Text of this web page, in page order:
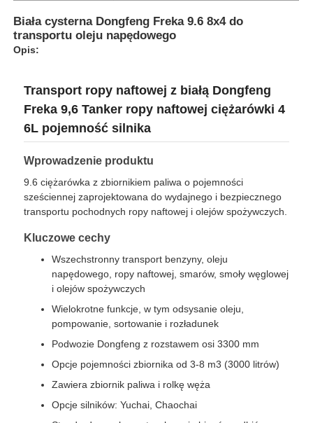
Poprosić o wycenę
Połówna przyczepa z czołgiem
Tankowiec z olejem opałowym
Pojemnik z zbiornikiem ISO
Samochód czyszczący urządzenia sanitarne
Ciężarówka chłodnia
Ciężarówka śmieci
Specjalne części pojazdów
Elektryczny trójkołowiec sanitarny
Biała cysterna Dongfeng Freka 9.6 8x4 do
transportu oleju napędowego
Opis:
Transport ropy naftowej z białą Dongfeng
Freka 9,6 Tanker ropy naftowej ciężarówki 4
6L pojemność silnika
Wprowadzenie produktu
9.6 ciężarówka z zbiornikiem paliwa o pojemności
sześciennej zaprojektowana do wydajnego i bezpiecznego
transportu pochodnych ropy naftowej i olejów spożywczych.
Kluczowe cechy
Wszechstronny transport benzyny, oleju
napędowego, ropy naftowej, smarów, smoły węglowej
i olejów spożywczych
Wielokrotne funkcje, w tym odsysanie oleju,
pompowanie, sortowanie i rozładunek
Podwozie Dongfeng z rozstawem osi 3300 mm
Opcje pojemności zbiornika od 3-8 m3 (3000 litrów)
Zawiera zbiornik paliwa i rolkę węża
Opcje silników: Yuchai, Chaochai